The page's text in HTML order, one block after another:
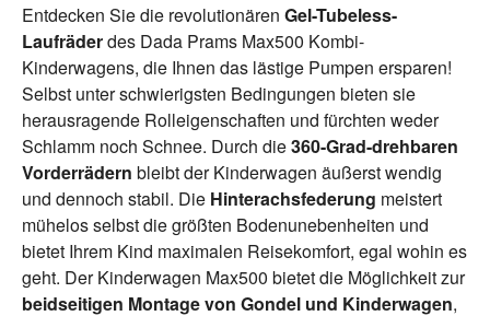
Entdecken Sie die revolutionären Gel-Tubeless-
Laufräderdes Dada Prams Max500 Kombi-
Kinderwagens, die Ihnen das lästige Pumpen ersparen!
Selbst unter schwierigsten Bedingungen bieten sie
herausragende Rolleigenschaften und fürchten weder
Schlamm noch Schnee. Durch die360-Grad-drehbaren
Vorderrädern bleibt der Kinderwagen äußerst wendig
und dennoch stabil. Die Hinterachsfederung meistert
mühelos selbst die größten Bodenunebenheiten und
bietet Ihrem Kind maximalen Reisekomfort, egal wohin es
geht. Der Kinderwagen Max500 bietet die Möglichkeit zur
beidseitigen Montage von Gondel und Kinderwagen,